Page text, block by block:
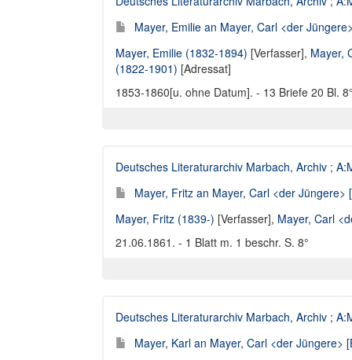
Mayer, Emilie an Mayer, Carl <der
Mayer, Emilie (1832-1894) [Verfasser], Mayer,
(1822-1901) [Adressat]
1853-1860[u. ohne Datum]. - 13 Briefe 20 Bl.
Deutsches Literaturarchiv Marbach, Archiv ;
Mayer, Fritz an Mayer, Carl <der Jüngere>
Mayer, Fritz (1839-) [Verfasser], Mayer, Carl
21.06.1861. - 1 Blatt m. 1 beschr. S. 8°
Deutsches Literaturarchiv Marbach, Archiv ;
Mayer, Karl an Mayer, Carl <der Jüngere>